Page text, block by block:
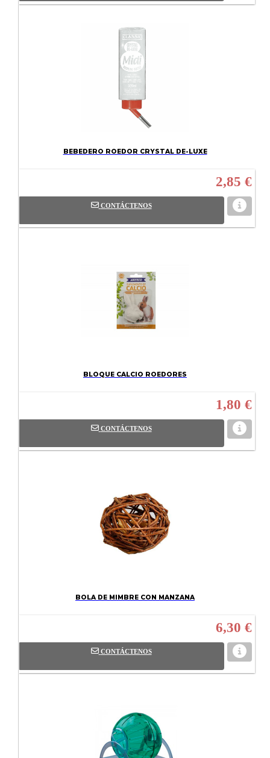
BEBEDERO ROEDOR CRYSTAL DE-LUXE
2,85 €
CONTÁCTENOS
BLOQUE CALCIO ROEDORES
1,80 €
CONTÁCTENOS
BOLA DE MIMBRE CON MANZANA
6,30 €
CONTÁCTENOS